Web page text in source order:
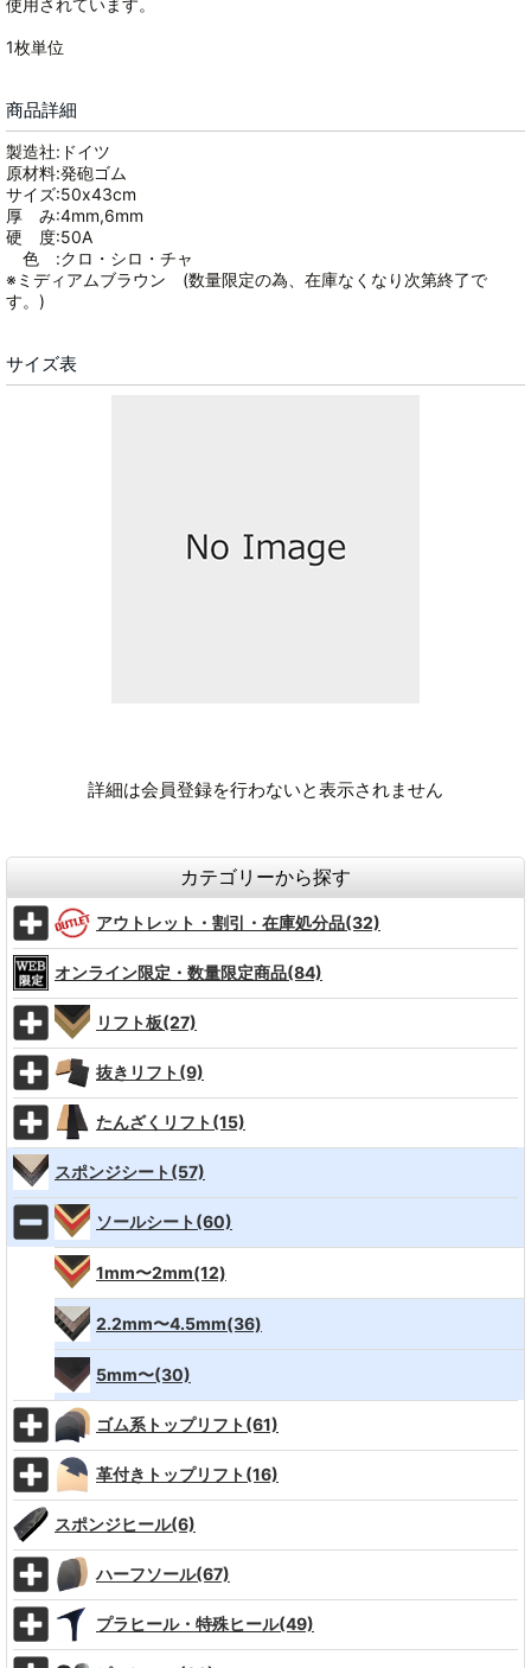
使用されています。
1枚単位
商品詳細
製造社:ドイツ
原材料:発砲ゴム
サイズ:50x43cm
厚 み:4mm,6mm
硬 度:50A
色 :クロ・シロ・チャ
※ミディアムブラウン (数量限定の為、在庫なくなり次第終了で
す。)
サイズ表
詳細は会員登録を行わないと表示されません
カテゴリーから探す
アウトレット・割引・在庫処分品(32)
オンライン限定・数量限定商品(84)
リフト板(27)
抜きリフト(9)
たんざくリフト(15)
スポンジシート(57)
ソールシート(60)
1mm〜2mm(12)
2.2mm〜4.5mm(36)
5mm〜(30)
ゴム系トップリフト(61)
革付きトップリフト(16)
スポンジヒール(6)
ハーフソール(67)
プラヒール・特殊ヒール(49)